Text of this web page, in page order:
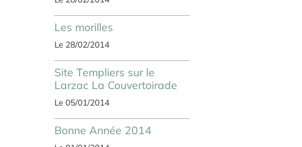
Les morilles
Le 28/02/2014
Site Templiers sur le
Larzac La Couvertoirade
Le 05/01/2014
Bonne Année 2014